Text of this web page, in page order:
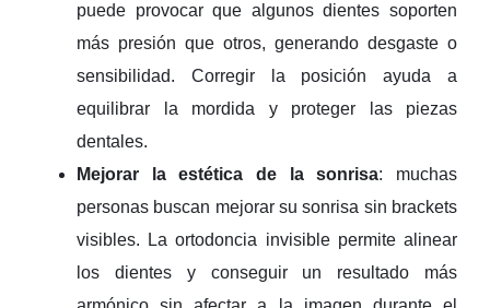
puede provocar que algunos dientes soporten
más presión que otros, generando desgaste o
sensibilidad. Corregir la posición ayuda a
equilibrar la mordida y proteger las piezas
dentales.
Mejorar la estética de la sonrisa: muchas
personas buscan mejorar su sonrisa sin brackets
visibles. La ortodoncia invisible permite alinear
los dientes y conseguir un resultado más